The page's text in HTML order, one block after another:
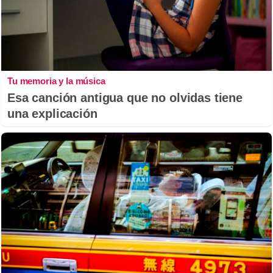
Tu memoria y la música
Esa canción antigua que no olvidas tiene
una explicación